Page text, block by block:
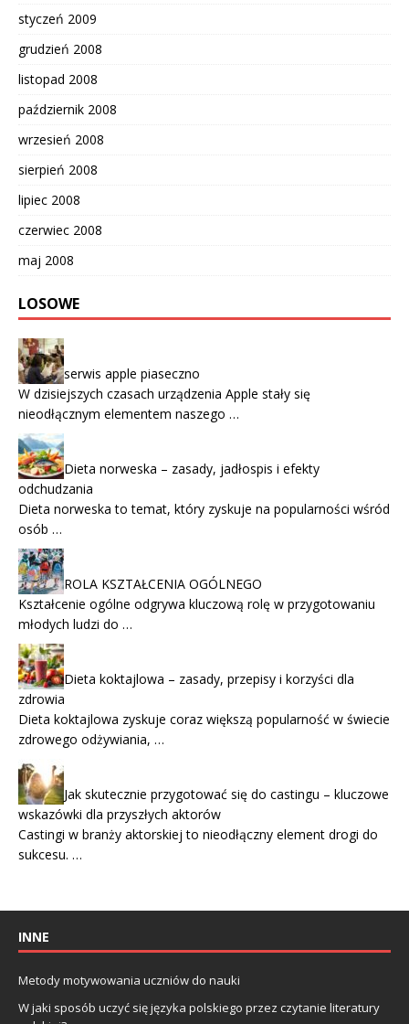
styczeń 2009
grudzień 2008
listopad 2008
październik 2008
wrzesień 2008
sierpień 2008
lipiec 2008
czerwiec 2008
maj 2008
LOSOWE
serwis apple piaseczno
W dzisiejszych czasach urządzenia Apple stały się
nieodłącznym elementem naszego …
Dieta norweska – zasady, jadłospis i efekty
odchudzania
Dieta norweska to temat, który zyskuje na popularności wśród
osób …
ROLA KSZTAŁCENIA OGÓLNEGO
Kształcenie ogólne odgrywa kluczową rolę w przygotowaniu
młodych ludzi do …
Dieta koktajlowa – zasady, przepisy i korzyści dla
zdrowia
Dieta koktajlowa zyskuje coraz większą popularność w świecie
zdrowego odżywiania, …
Jak skutecznie przygotować się do castingu – kluczowe
wskazówki dla przyszłych aktorów
Castingi w branży aktorskiej to nieodłączny element drogi do
sukcesu. …
INNE
Metody motywowania uczniów do nauki
W jaki sposób uczyć się języka polskiego przez czytanie literatury